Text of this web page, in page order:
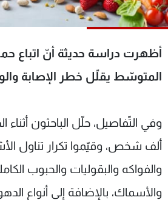
أظهرت دراسة حديثة أنّ اتباع
المتوسّط يقلّل خطر الإصابة
ألف شخص، وقيّموا تكرار تناول
والفواكه والبقوليات والحبوب
والأسماك، بالإضافة إلى أنواع
البرامج
شاهد البرامج
الإنـتـاج
لاعلاناتكم
تواصل معنا
شروط
سياسة